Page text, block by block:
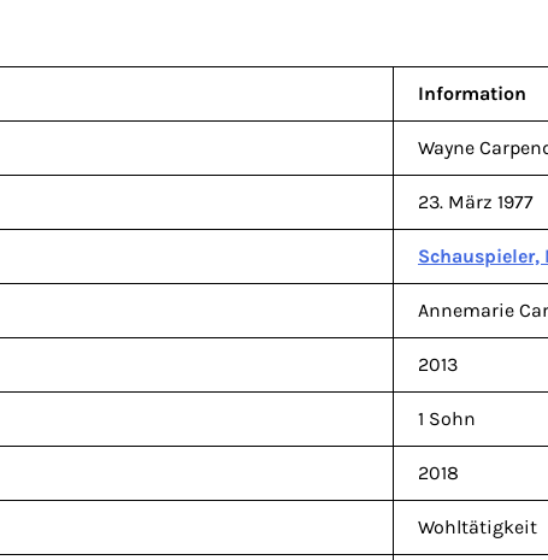
Information
Wayne
23. März 1977
Schauspieler,
Annemarie
2013
1 Sohn
2018
Wohltätigkeit